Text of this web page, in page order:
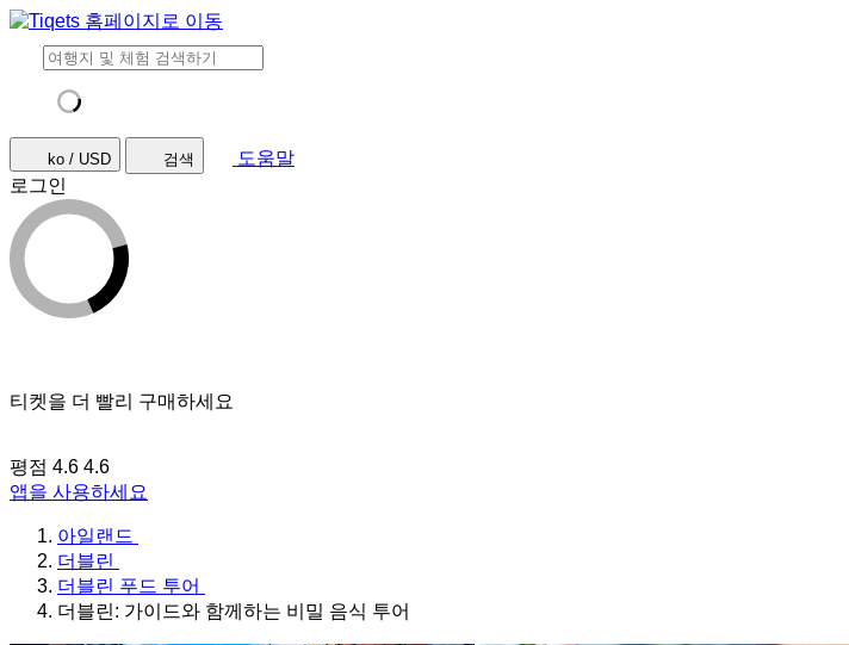
ko / USD 검색
도움말
로그인
티켓을 더 빨리 구매하세요
평점 4.6 4.6
앱을 사용하세요
아일랜드
더블린
더블린 푸드 투어
더블린: 가이드와 함께하는 비밀 음식 투어